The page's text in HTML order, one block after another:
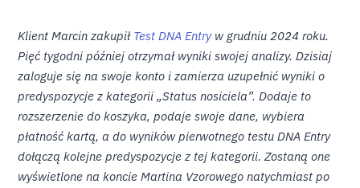
Klient Marcin zakupił Test DNA Entryw grudniu 2024 roku.
Pięć tygodni później otrzymał wyniki swojej analizy. Dzisiaj
zaloguje się na swoje konto i zamierza uzupełnić wyniki o
predyspozycje z kategorii „Status nosiciela”. Dodaje to
rozszerzenie do koszyka, podaje swoje dane, wybiera
płatność kartą, a do wyników pierwotnego testu DNA Entry
dołączą kolejne predyspozycje z tej kategorii. Zostaną one
wyświetlone na koncie Martina Vzorowego natychmiast po